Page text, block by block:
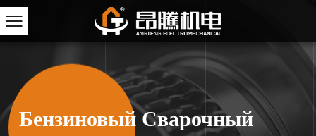
Бензиновый Сварочный